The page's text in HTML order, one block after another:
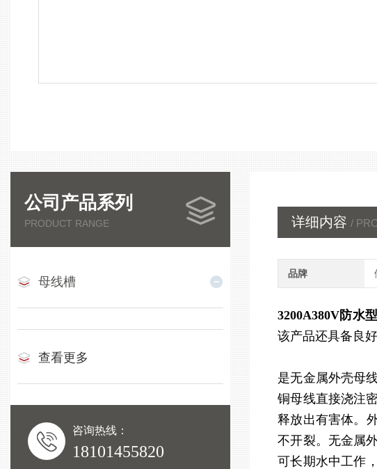
公司产品系列
PRODUCT RANGE
母线槽
查看更多
咨询热线：
18101455820
详细内容 /
品牌
3200A380V防水
该产品还具备良
是无金属外壳母
铜母线直接浇注
释放出有害体。
不开裂。无金属
可长期水中工作